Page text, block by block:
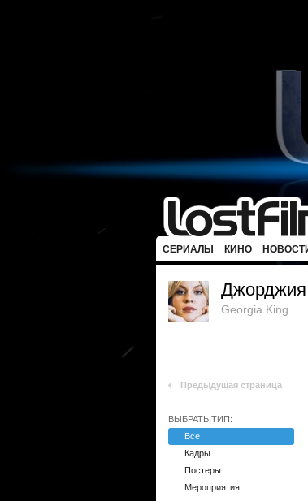
СЕРИАЛЫ КИНО
Джорджия
Georgia King
Предыдущая страница
ВЫБРАТЬ ТИП:
Все
Кадры
Постеры
Мероприятия